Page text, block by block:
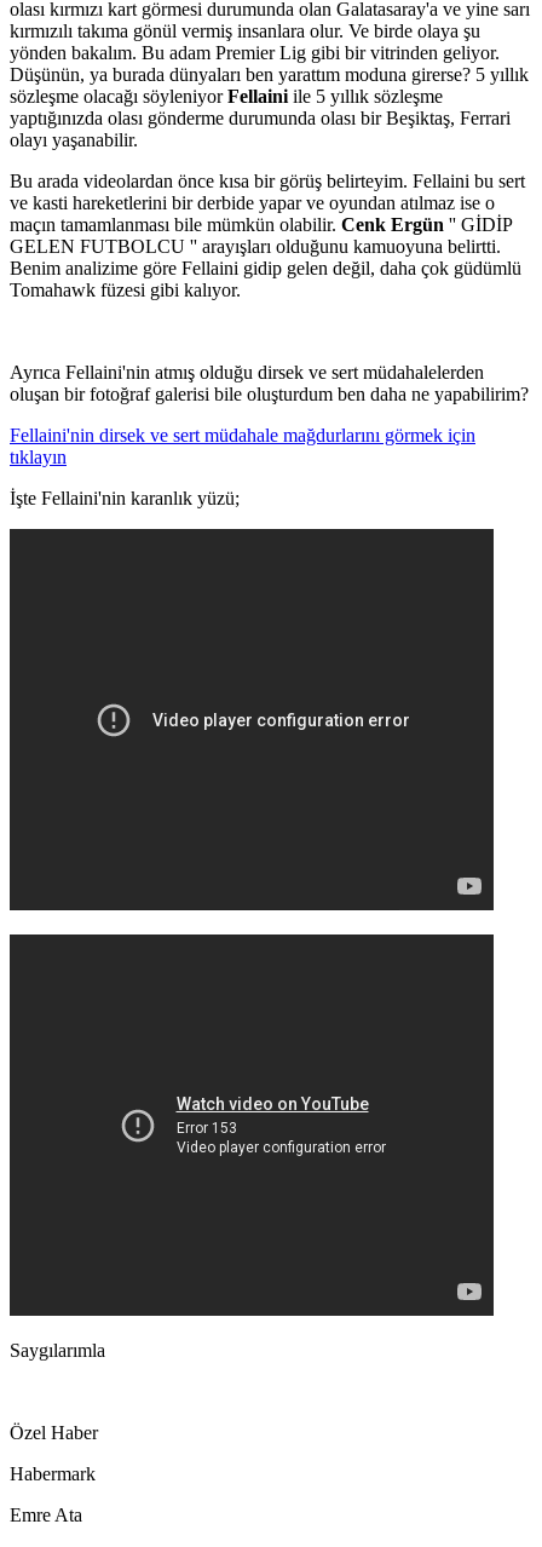
olası kırmızı kart görmesi durumunda olan Galatasaray'a ve yine sarı
kırmızılı takıma gönül vermiş insanlara olur. Ve birde olaya şu
yönden bakalım. Bu adam Premier Lig gibi bir vitrinden geliyor.
Düşünün, ya burada dünyaları ben yarattım moduna girerse? 5 yıllık
sözleşme olacağı söyleniyorFellaini ile 5 yıllık sözleşme
yaptığınızda olası gönderme durumunda olası bir Beşiktaş, Ferrari
olayı yaşanabilir.
Bu arada videolardan önce kısa bir görüş belirteyim. Fellaini bu sert
ve kasti hareketlerini bir derbide yapar ve oyundan atılmaz ise o
maçın tamamlanması bile mümkün olabilir. Cenk Ergün '' GİDİP
GELEN FUTBOLCU '' arayışları olduğunu kamuoyuna belirtti.
Benim analizime göre Fellaini gidip gelen değil, daha çok güdümlü
Tomahawk füzesi gibi kalıyor.
Ayrıca Fellaini'nin atmış olduğu dirsek ve sert müdahalelerden
oluşan bir fotoğraf galerisi bile oluşturdum ben daha ne yapabilirim?
Fellaini'nin dirsek ve sert müdahale mağdurlarını görmek için
tıklayın
İşte Fellaini'nin karanlık yüzü;
Saygılarımla
Özel Haber
Habermark
Emre Ata